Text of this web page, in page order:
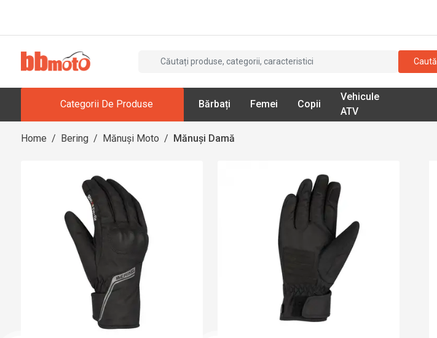
Caută
Categorii De Produse Bărbați Femei Copii
Vehicule
ATV
Home / Bering / Mănuși Moto / Mănuși Damă